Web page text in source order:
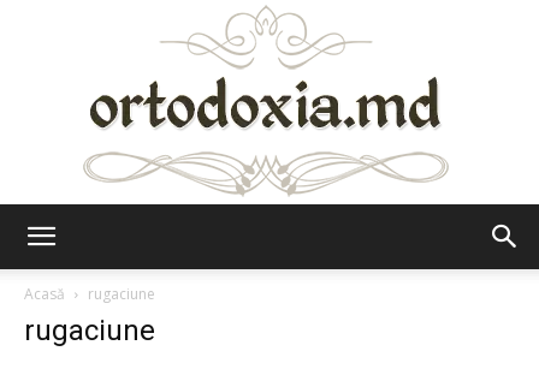
Acasă
rugaciune
rugaciune